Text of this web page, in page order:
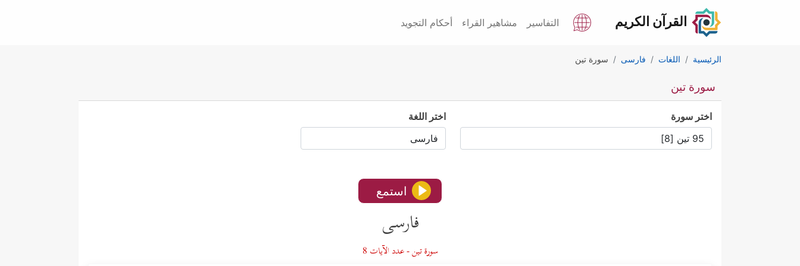
القرآن الكريم التفاسير مشاهير القراء أحكام التجويد
الرئيسية اللغات فارسى سورة تين
سورة تين
اختر سورة اختر اللغة
استمع
فارسى
سورة تين - عدد الآيات 8